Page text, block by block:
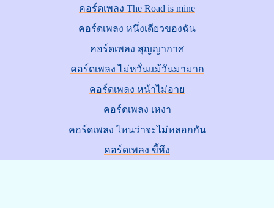
คอร์ดเพลง The Road is mine
คอร์ดเพลง หนึ่งเดียวของฉัน
คอร์ดเพลง สุญญากาศ
คอร์ดเพลง ไม่หวั่นแม้วันมามาก
คอร์ดเพลง หน้าไม่อาย
คอร์ดเพลง เหงา
คอร์ดเพลง ไหนว่าจะไม่หลอกกัน
คอร์ดเพลง ขี้หึง